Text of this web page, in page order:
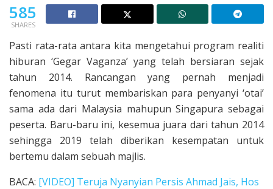
585
SHARES
Pasti rata-rata antara kita mengetahui program realiti
hiburan ‘Gegar Vaganza’ yang telah bersiaran sejak
tahun 2014. Rancangan yang pernah menjadi
fenomena itu turut membariskan para penyanyi ‘otai’
sama ada dari Malaysia mahupun Singapura sebagai
peserta. Baru-baru ini, kesemua juara dari tahun 2014
sehingga 2019 telah diberikan kesempatan untuk
bertemu dalam sebuah majlis.
BACA: [VIDEO] Teruja Nyanyian Persis Ahmad Jais, Hos